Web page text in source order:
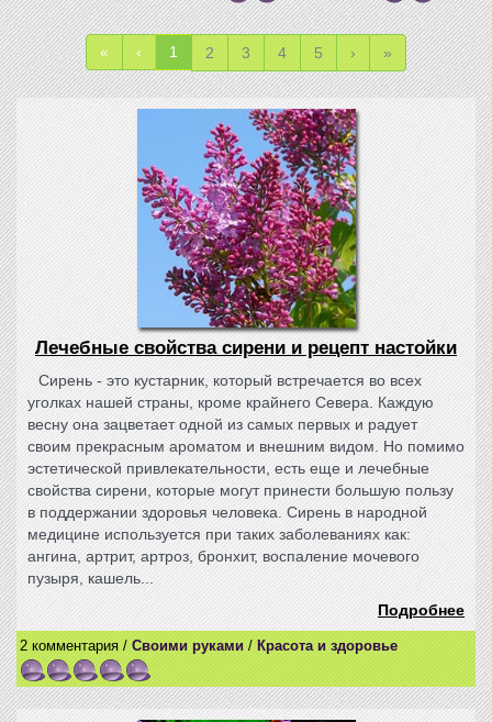
« ‹ 1 2 3 4 5 › »
Лечебные свойства сирени и рецепт настойки
Сирень - это кустарник, который встречается во всех
уголках нашей страны, кроме крайнего Севера. Каждую
весну она зацветает одной из самых первых и радует
своим прекрасным ароматом и внешним видом. Но помимо
эстетической привлекательности, есть еще и лечебные
свойства сирени, которые могут принести большую пользу
в поддержании здоровья человека. Сирень в народной
медицине используется при таких заболеваниях как:
ангина, артрит, артроз, бронхит, воспаление мочевого
пузыря, кашель...
Подробнее
2 комментария / Своими руками / Красота и здоровье